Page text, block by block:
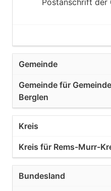
Postanschrift der